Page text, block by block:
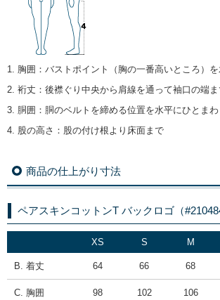
1. 胸囲 ： バストポイント（胸の一番高いところ）
2. 裄丈 ： 後襟ぐり中央から肩線を通って袖口の端
3. 胴囲 ： 胴のベルトを締める位置を水平にひとまわ
4. 股の高さ ： 股の付け根より床面まで
商品の仕上がり寸法
ペアスキンコットンT バックロゴ（
XS S M
B. 着丈 64 66 68
C. 胸囲 98 102 106